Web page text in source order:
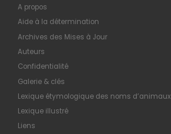
A propos
Aide à la détermination
Archives des Mises à Jour
Auteurs
Confidentialité
Galerie & clés
Lexique étymologique des noms d’animaux
Lexique illustré
Liens